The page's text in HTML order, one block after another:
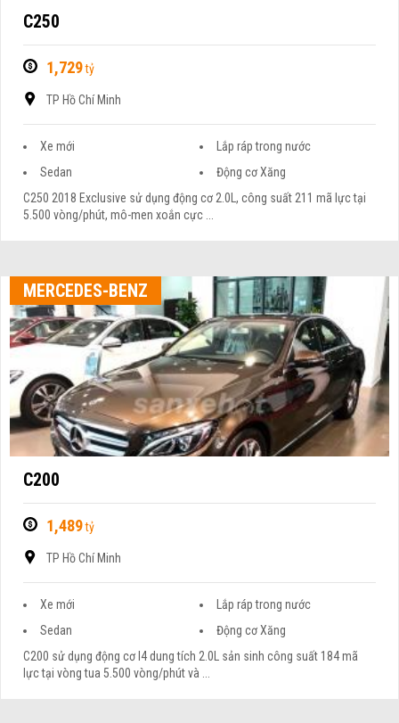
C250
1,729tỷ
TP Hồ Chí Minh
Xe mới
Lắp ráp trong nước
Sedan
Động cơ Xăng
C250 2018 Exclusive sử dụng động cơ 2.0L, công suất 211 mã lực tại
5.500 vòng/phút, mô-men xoắn cực ...
MERCEDES-BENZ
C200
1,489tỷ
TP Hồ Chí Minh
Xe mới
Lắp ráp trong nước
Sedan
Động cơ Xăng
C200 sử dụng động cơ I4 dung tích 2.0L sản sinh công suất 184 mã
lực tại vòng tua 5.500 vòng/phút và ...